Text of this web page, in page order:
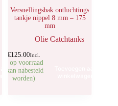
Versnellingsbak ontluchtings
tankje nippel 8 mm – 175
mm
Olie Catchtanks
€125.00Incl.
6 op voorraad
(kan nabesteld
worden)